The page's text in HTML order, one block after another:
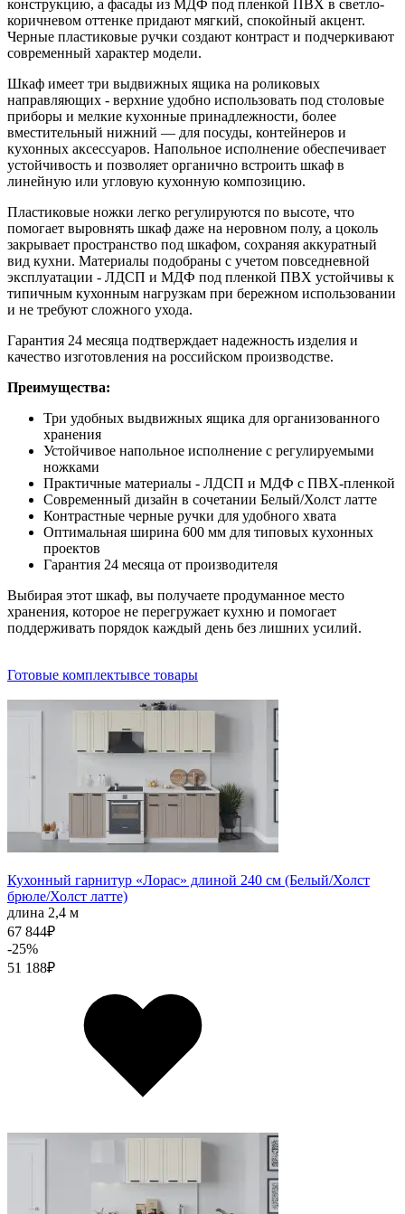
конструкцию, а фасады из МДФ под пленкой ПВХ в светло-
коричневом оттенке придают мягкий, спокойный акцент.
Черные пластиковые ручки создают контраст и подчеркивают
современный характер модели.
Шкаф имеет три выдвижных ящика на роликовых
направляющих - верхние удобно использовать под столовые
приборы и мелкие кухонные принадлежности, более
вместительный нижний — для посуды, контейнеров и
кухонных аксессуаров. Напольное исполнение обеспечивает
устойчивость и позволяет органично встроить шкаф в
линейную или угловую кухонную композицию.
Пластиковые ножки легко регулируются по высоте, что
помогает выровнять шкаф даже на неровном полу, а цоколь
закрывает пространство под шкафом, сохраняя аккуратный
вид кухни. Материалы подобраны с учетом повседневной
эксплуатации - ЛДСП и МДФ под пленкой ПВХ устойчивы к
типичным кухонным нагрузкам при бережном использовании
и не требуют сложного ухода.
Гарантия 24 месяца подтверждает надежность изделия и
качество изготовления на российском производстве.
Преимущества:
Три удобных выдвижных ящика для организованного
хранения
Устойчивое напольное исполнение с регулируемыми
ножками
Практичные материалы - ЛДСП и МДФ с ПВХ-пленкой
Современный дизайн в сочетании Белый/Холст латте
Контрастные черные ручки для удобного хвата
Оптимальная ширина 600 мм для типовых кухонных
проектов
Гарантия 24 месяца от производителя
Выбирая этот шкаф, вы получаете продуманное место
хранения, которое не перегружает кухню и помогает
поддерживать порядок каждый день без лишних усилий.
Готовые комплектывсе товары
Кухонный гарнитур «Лорас» длиной 240 см (Белый/Холст
брюле/Холст латте)
длина 2,4 м
67 844₽
-25%
51 188₽